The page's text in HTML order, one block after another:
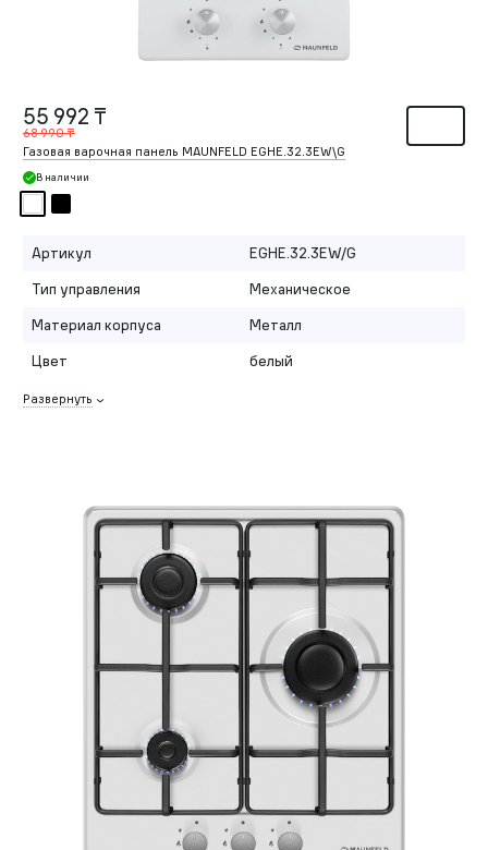
55 992 ₸
68 990 ₸
Газовая варочная панель MAUNFELD EGHE.32.3EW\G
В наличии
Артикул
EGHE.32.3EW/G
Тип управления
Механическое
Материал корпуса
Металл
Цвет
белый
Развернуть